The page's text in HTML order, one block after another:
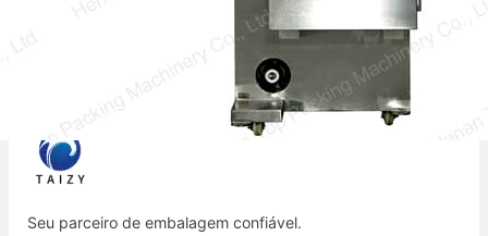
Seu parceiro de embalagem confiável.